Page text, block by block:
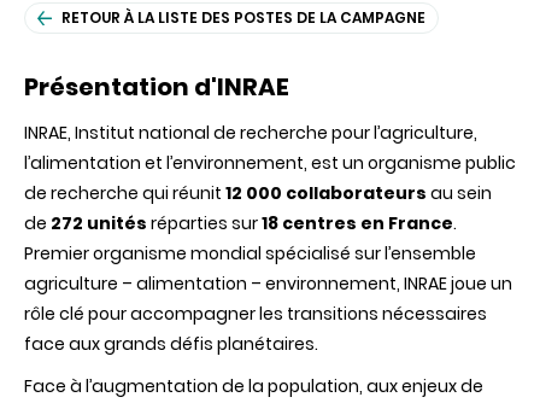
RETOUR À LA LISTE DES POSTES DE LA CAMPAGNE
Présentation d'INRAE
INRAE, Institut national de recherche pour l’agriculture,
l’alimentation et l’environnement, est un organisme public
de recherche qui réunit 12 000 collaborateurs au sein
de 272 unités réparties sur18 centres en France.
Premier organisme mondial spécialisé sur l’ensemble
agriculture – alimentation – environnement, INRAE joue un
rôle clé pour accompagner les transitions nécessaires
face aux grands défis planétaires.
Face à l’augmentation de la population, aux enjeux de